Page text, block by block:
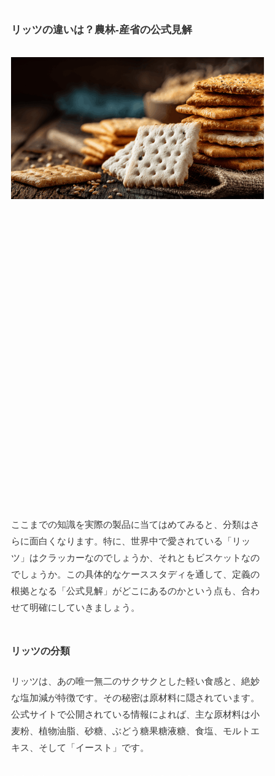
リッツの違いは？農林-産省の公式見解
ここまでの知識を実際の製品に当てはめてみると、分類はさ
らに面白くなります。特に、世界中で愛されている「リッ
ツ」はクラッカーなのでしょうか、それともビスケットなの
でしょうか。この具体的なケーススタディを通して、定義の
根拠となる「公式見解」がどこにあるのかという点も、合わ
せて明確にしていきましょう。
リッツの分類
リッツは、あの唯一無二のサクサクとした軽い食感と、絶妙
な塩加減が特徴です。その秘密は原材料に隠されています。
公式サイトで公開されている情報によれば、主な原材料は小
麦粉、植物油脂、砂糖、ぶどう糖果糖液糖、食塩、モルトエ
キス、そして「イースト」です。